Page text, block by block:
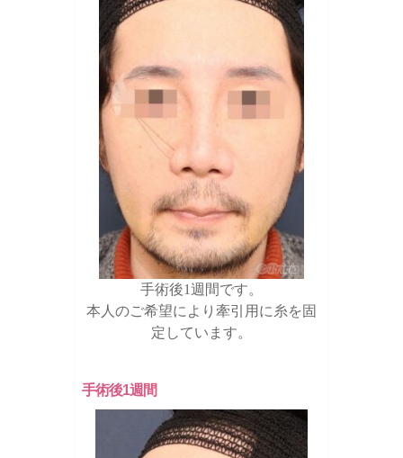
手術後1週間です。
本人のご希望により牽引用に糸を固
定しています。
手術後1週間